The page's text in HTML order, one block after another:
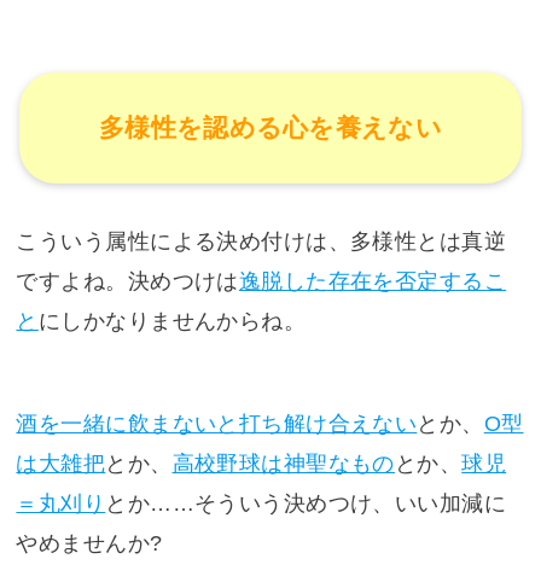
多様性を認める心を養えない
こういう属性による決め付けは、多様性とは真逆
ですよね。決めつけは逸脱した存在を否定するこ
と にしかなりませんからね。
酒を一緒に飲まないと打ち解け合えない とか、 O型
は大雑把とか、 高校野球は神聖なもの とか、球児
＝丸刈り とか……そういう決めつけ、いい加減に
やめませんか?